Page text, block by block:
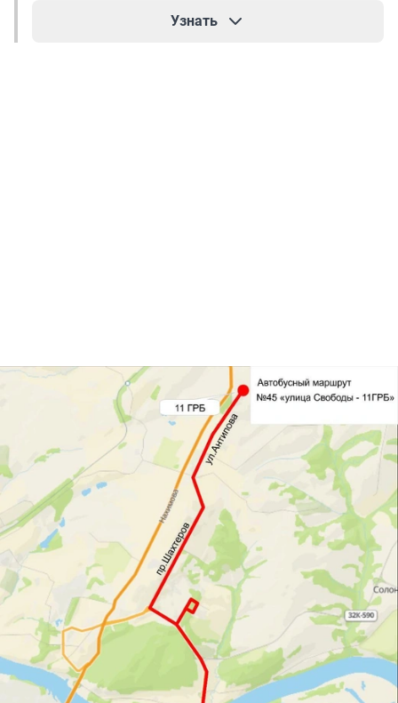
Узнать
ост. «Кардиоцентр», Сосновый бульвар, ул.
Терешковой, проспект Октябрьский, бульвар
Строителей, проспект Химиков, проспект
Молодежный, ул. Каменская, ул. Свободы,
остановка «Улица Свободы».